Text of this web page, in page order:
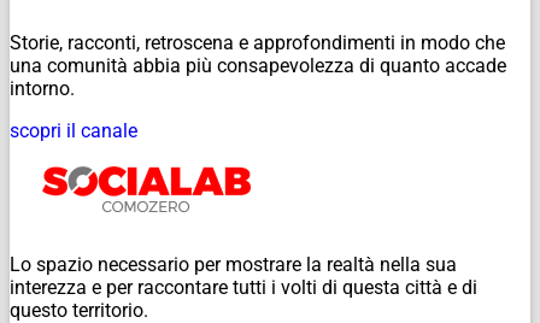
Storie, racconti, retroscena e approfondimenti in modo che
una comunità abbia più consapevolezza di quanto accade
intorno.
scopri il canale
Lo spazio necessario per mostrare la realtà nella sua
interezza e per raccontare tutti i volti di questa città e di
questo territorio.